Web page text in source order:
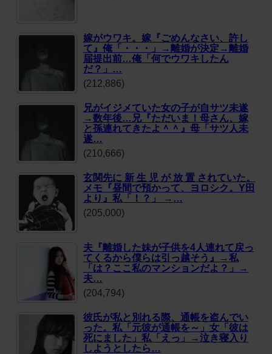
嫁がウワキ。嫁『ごめんなさい、許し
て』俺「・・・」→離婚が決定→離婚
届提出前…俺「何でウワキしたん
だ？」…
(212,886)
兄がイジメていた女の子が自サツ未遂
→数年後…兄『ただいま！母さん、嫁
と孫連れてきたよ＾＾』母「サツ人未
遂…
(210,666)
玄関先に 新 生 児 が 放 置 されていた。
メモ『昼間で預かって、ヨロシク。Y田
より』私「！？」 →…
(205,000)
夫『離婚した妹が子供を4人連れて戻っ
てくるから僕らは引っ越そう』→私
「は？ここ私のマンションだよ？」→
夫…
(204,794)
彼氏が私と別れる際、通帳を盗んでい
った。私「元彼が通帳を～」女「彼は
死にました」私「えっ」→泣き寝入り
しようとしたら…